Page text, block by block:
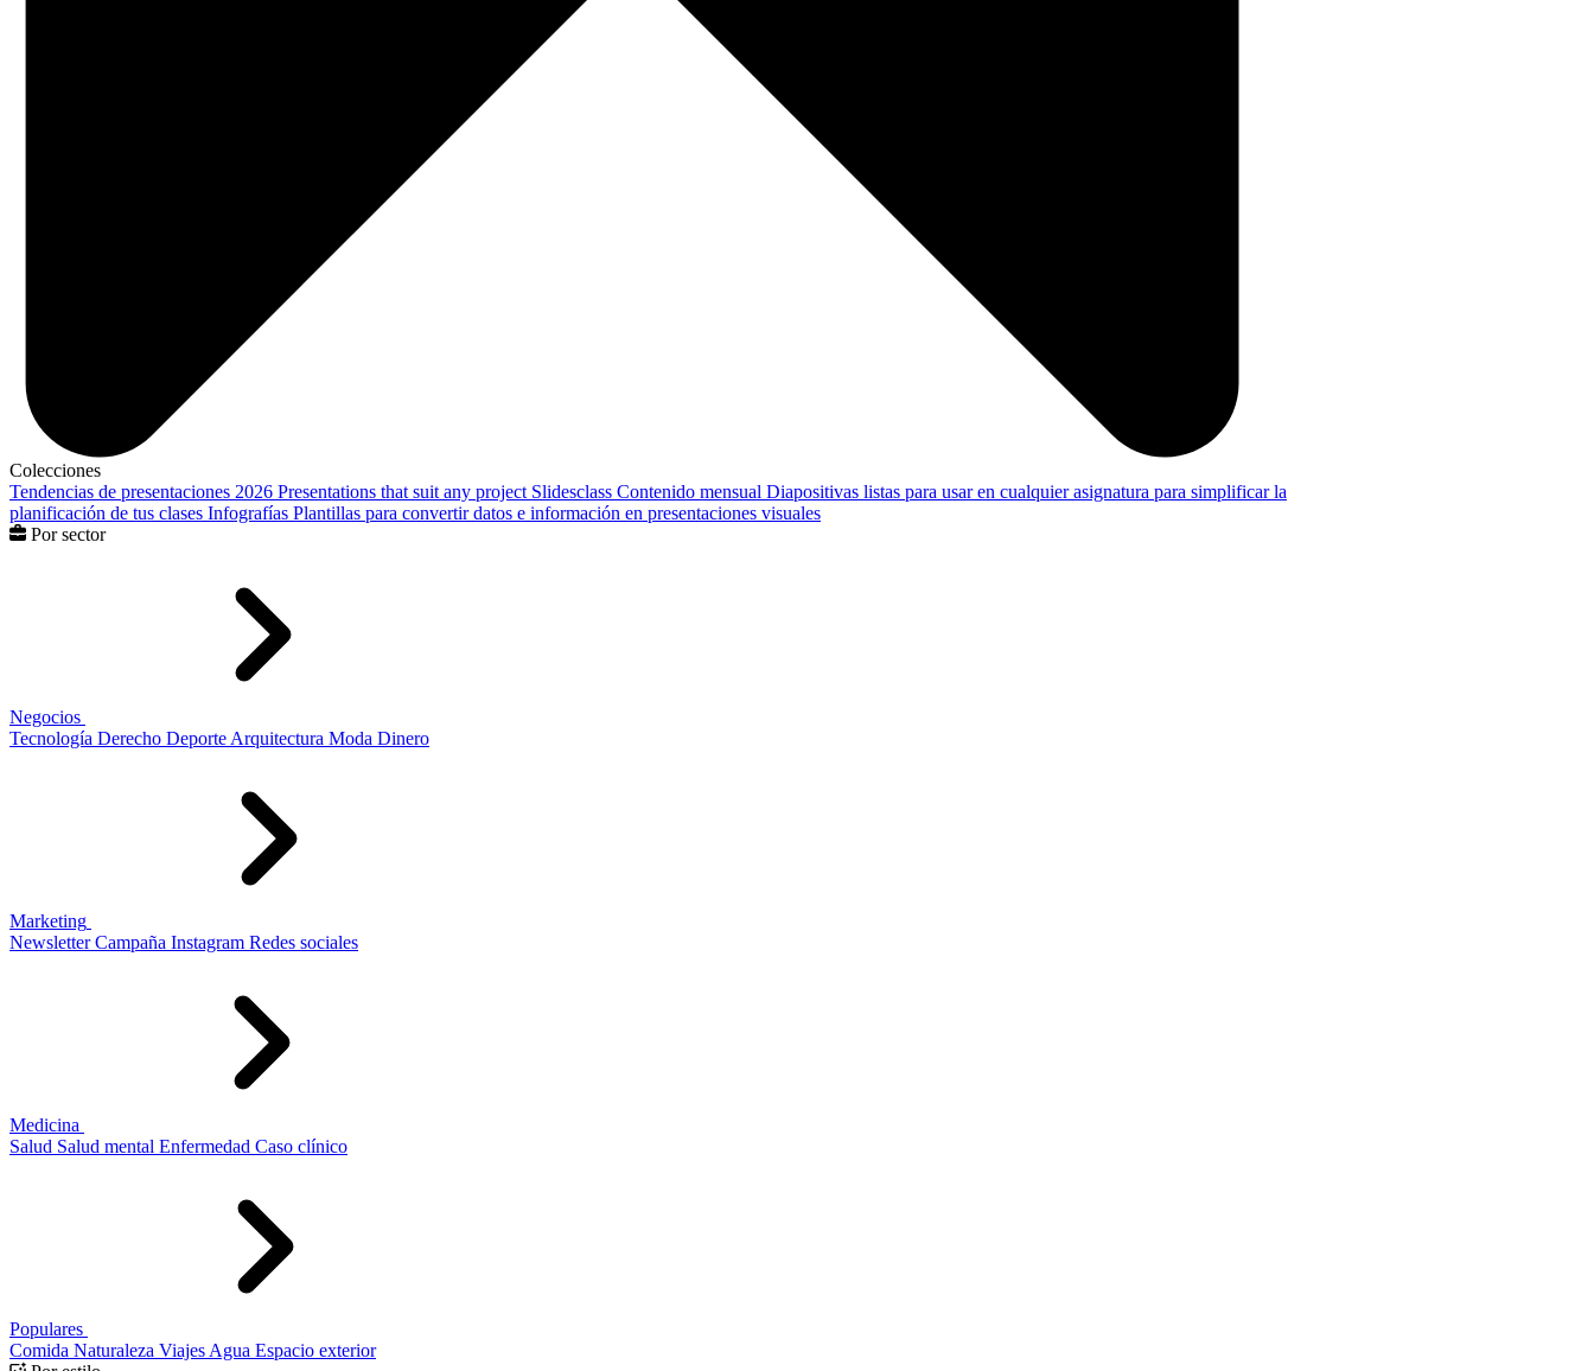
Colecciones
Tendencias de presentaciones 2026 Presentations that suit any project Slidesclass Contenido mensual Diapositivas listas para usar en cualquier asignatura para simplificar la
planificación de tus clases Infografías Plantillas para convertir datos e información en presentaciones visuales
Por sector
Negocios
Tecnología Derecho Deporte Arquitectura Moda Dinero
Marketing
Newsletter Campaña Instagram Redes sociales
Medicina
Salud Salud mental Enfermedad Caso clínico
Populares
Comida Naturaleza Viajes Agua Espacio exterior